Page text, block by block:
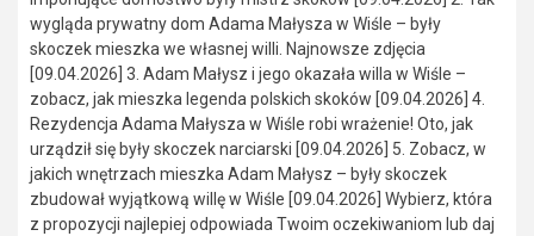
wygląda prywatny dom Adama Małysza w Wiśle – były
skoczek mieszka we własnej willi. Najnowsze zdjęcia
[09.04.2026] 3. Adam Małysz i jego okazała willa w Wiśle –
zobacz, jak mieszka legenda polskich skoków [09.04.2026] 4.
Rezydencja Adama Małysza w Wiśle robi wrażenie! Oto, jak
urządził się były skoczek narciarski [09.04.2026] 5. Zobacz, w
jakich wnętrzach mieszka Adam Małysz – były skoczek
zbudował wyjątkową willę w Wiśle [09.04.2026] Wybierz, która
z propozycji najlepiej odpowiada Twoim oczekiwaniom lub daj